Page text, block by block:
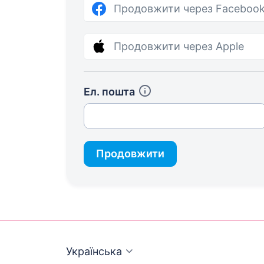
Продовжити через
Продовжити через Apple
Ел. пошта
Продовжити
Українська